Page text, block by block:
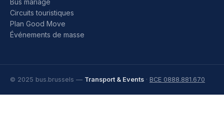
Bus mariage
Circuits touristiques
Plan Good Move
Événements de masse
© 2025 bus.brussels — Transport & Events · BCE 0888.881.670